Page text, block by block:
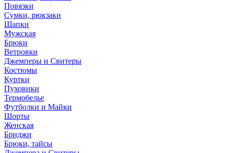
Повязки
Сумки, рюкзаки
Шапки
Мужская
Брюки
Ветровки
Джемперы и Свитеры
Костюмы
Куртки
Пуховики
Термобелье
Футболки и Майки
Шорты
Женская
Бриджи
Брюки, тайсы